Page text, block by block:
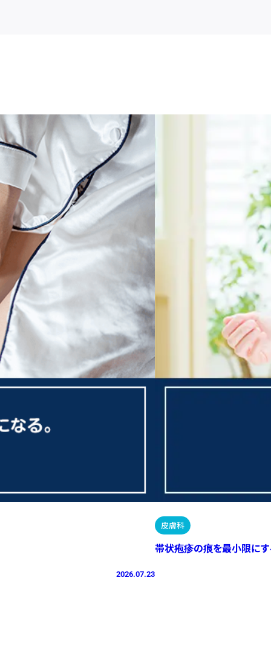
2026.07.23
皮膚科
帯状疱疹の痕を最小限にす